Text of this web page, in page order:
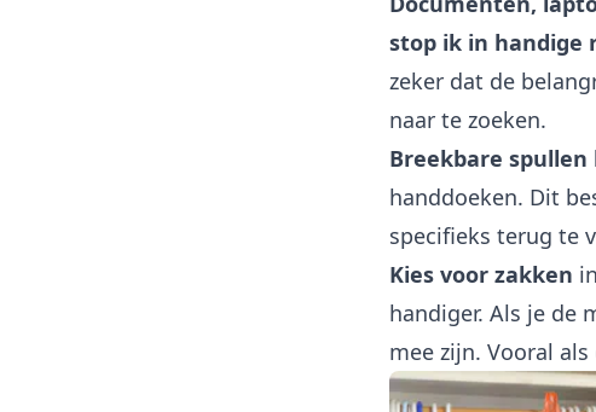
stop ik in handige
zeker dat de
naar te zoeken.
Breekbare
handdoeken. Dit
specifieks terug te
Kies voor zakken
handiger. Als je de
mee zijn. Vooral